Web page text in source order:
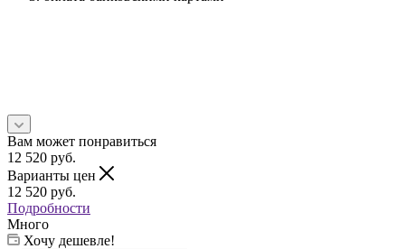
Вам может понравиться
12 520 руб.
Варианты цен
12 520 руб.
Подробности
Много
Хочу дешевле!